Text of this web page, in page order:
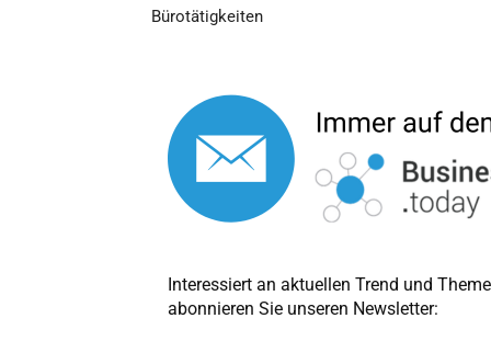
Bürotätigkeiten
Interessiert an aktuellen Trend und
abonnieren Sie unseren Newsletter: